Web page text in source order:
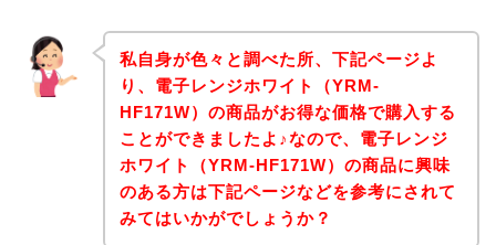
私自身が色々と調べた所、下記ページよ
り、電子レンジホワイト（YRM-
HF171W）の商品がお得な価格で購入する
ことができましたよ♪なので、電子レンジ
ホワイト（YRM-HF171W）の商品に興味
のある方は下記ページなどを参考にされて
みてはいかがでしょうか？